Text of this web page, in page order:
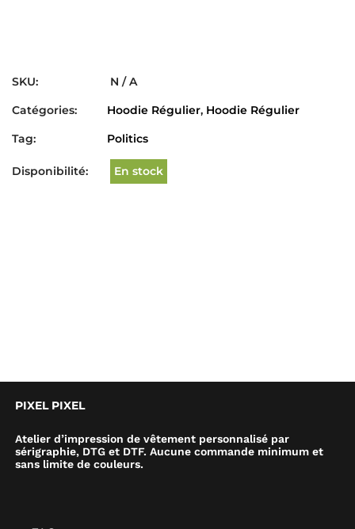
SKU:
N / A
Catégories:
Hoodie Régulier, Hoodie Régulier
Tag:
Politics
Disponibilité: En stock
PIXEL PIXEL
Atelier d’impression de vêtement personnalisé par
sérigraphie, DTG et DTF. Aucune commande minimum et
sans limite de couleurs.